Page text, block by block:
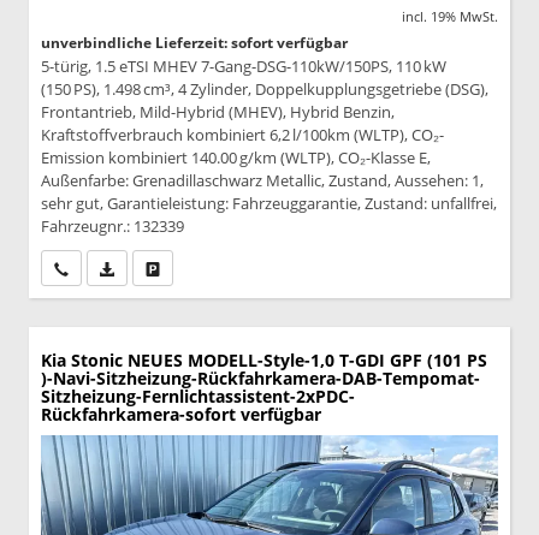
incl. 19% MwSt.
unverbindliche Lieferzeit: sofort verfügbar
5-türig, 1.5 eTSI MHEV 7-Gang-DSG-110kW/150PS, 110 kW
(150 PS), 1.498 cm³, 4 Zylinder, Doppelkupplungsgetriebe (DSG),
Frontantrieb, Mild-Hybrid (MHEV), Hybrid Benzin,
Kraftstoffverbrauch kombiniert 6,2 l/100km (WLTP), CO₂-
Emission kombiniert 140.00 g/km (WLTP), CO₂-Klasse E,
Außenfarbe: Grenadillaschwarz Metallic, Zustand, Aussehen: 1,
sehr gut, Garantieleistung: Fahrzeuggarantie, Zustand: unfallfrei,
Fahrzeugnr.: 132339
Wir rufen Sie anPDF-Datei, Fahrzeugexposé drucken
Kia Stonic NEUES MODELL-Style-1,0 T-GDI GPF (101 PS
)-Navi-Sitzheizung-Rückfahrkamera-DAB-Tempomat-
Sitzheizung-Fernlichtassistent-2xPDC-
Rückfahrkamera-sofort verfügbar